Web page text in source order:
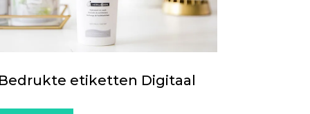
Bedrukte etiketten Digitaal